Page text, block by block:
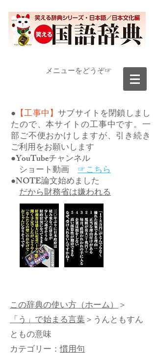
​メニューをどうぞ☞
● 【工事中】サブサイトを閉鎖しまし
たので、本サイトの工事中です。一
部ご不便おかけしますが、引き続き
ご利用をお願いします
●YouTubeチャンネル
ショート動画 ☞こちら
●NOTE論文始めました
だから財務省は嫌われる
この辞典の使い方（ホーム）＞
「う」で始まる言葉＞うんともすん
ともの意味
カテゴリー：慣用句